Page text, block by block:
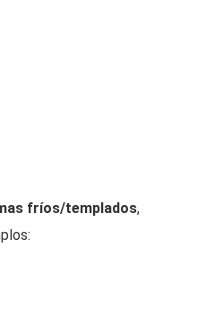
fríos/templados,